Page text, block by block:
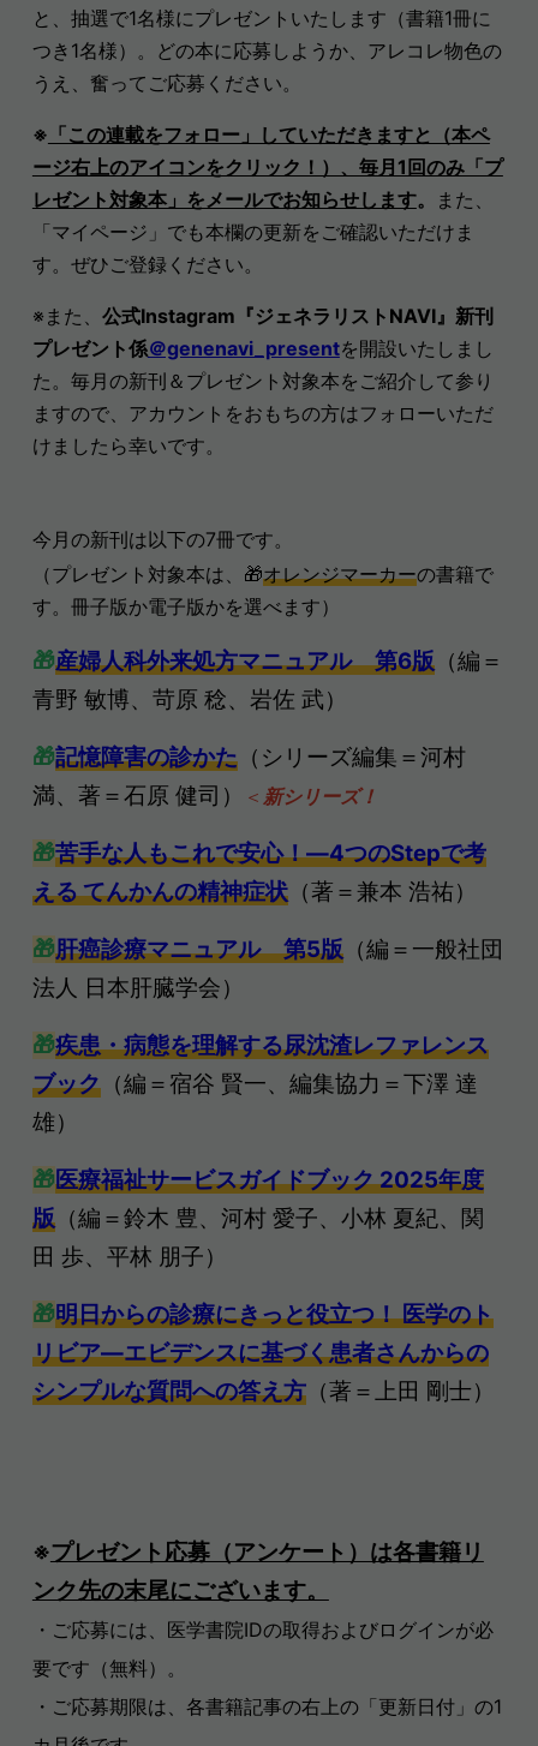
と、抽選で1名様にプレゼントいたします（書籍1冊に
つき1名様）。どの本に応募しようか、アレコレ物色の
うえ、奮ってご応募ください。
※ 「この連載をフォロー」していただきますと（本ペ
ージ右上のアイコンをクリック！）、毎月1回のみ「プ
レゼント対象本」をメールでお知らせします。
また、
「マイページ」でも本欄の更新をご確認いただけま
す。ぜひご登録ください。
※また、 公式Instagram『ジェネラリストNAVI』新刊
プレゼント係＠genenavi_presentを開設いたしまし
た。毎月の新刊＆プレゼント対象本をご紹介して参り
ますので、アカウントをおもちの方はフォローいただ
けましたら幸いです。
今月の新刊は以下の7冊です。
（プレゼント対象本は、🎁オレンジマーカーの書籍で
す。冊子版か電子版かを選べます）
🎁産婦人科外来処方マニュアル 第6版（編＝
青野 敏博、 苛原 稔、 岩佐 武）
🎁記憶障害の診かた（シリーズ編集＝河村
満、著＝石原 健司）
＜ 新シリーズ！
🎁苦手な人もこれで安心！―4つのStepで考
える てんかんの精神症状（著＝兼本 浩祐）
🎁肝癌診療マニュアル 第5版（編＝一般社団
法人 日本肝臓学会）
🎁疾患・病態を理解する尿沈渣レファレンス
ブック（編＝宿谷 賢一、編集協力＝下澤 達
雄）
🎁医療福祉サービスガイドブック 2025年度
版（編＝鈴木 豊、河村 愛子、小林 夏紀、関
田 歩、平林 朋子）
🎁明日からの診療にきっと役立つ！ 医学のト
リビア―エビデンスに基づく患者さんからの
シンプルな質問への答え方（著＝上田 剛士）
※プレゼント応募（アンケート）は各書籍リ
ンク先の末尾にございます。
・ご応募には、医学書院IDの取得およびログインが必
要です（無料）。
・ご応募期限は、各書籍記事の右上の「更新日付」の1